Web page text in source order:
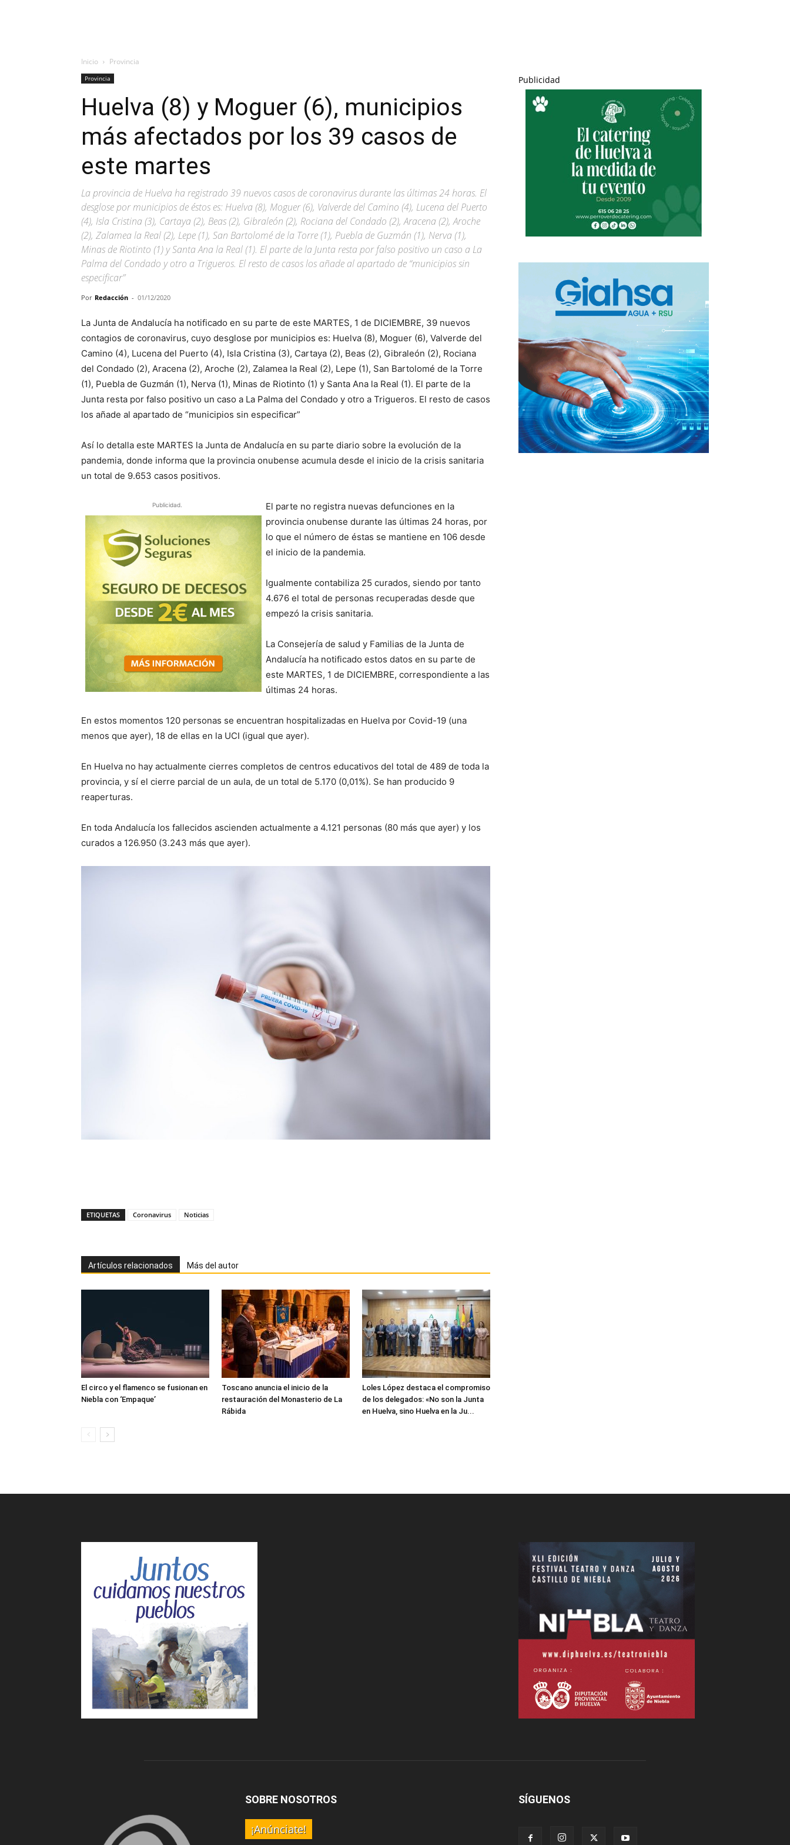
Inicio Provincia
Provincia
Huelva (8) y Moguer (6), municipios
más afectados por los 39 casos de
este martes
La provincia de Huelva ha registrado 39 nuevos casos de coronavirus durante las últimas 24 horas. El
desglose por municipios de éstos es: Huelva (8), Moguer (6), Valverde del Camino (4), Lucena del Puerto
(4), Isla Cristina (3), Cartaya (2), Beas (2), Gibraleón (2), Rociana del Condado (2), Aracena (2), Aroche
(2), Zalamea la Real (2), Lepe (1), San Bartolomé de la Torre (1), Puebla de Guzmán (1), Nerva (1),
Minas de Riotinto (1) y Santa Ana la Real (1). El parte de la Junta resta por falso positivo un caso a La
Palma del Condado y otro a Trigueros. El resto de casos los añade al apartado de “municipios sin
especificar”
Por Redacción - 01/12/2020
La Junta de Andalucía ha notificado en su parte de este MARTES, 1 de DICIEMBRE, 39 nuevos
contagios de coronavirus, cuyo desglose por municipios es: Huelva (8), Moguer (6), Valverde del
Camino (4), Lucena del Puerto (4), Isla Cristina (3), Cartaya (2), Beas (2), Gibraleón (2), Rociana
del Condado (2), Aracena (2), Aroche (2), Zalamea la Real (2), Lepe (1), San Bartolomé de la Torre
(1), Puebla de Guzmán (1), Nerva (1), Minas de Riotinto (1) y Santa Ana la Real (1). El parte de la
Junta resta por falso positivo un caso a La Palma del Condado y otro a Trigueros. El resto de casos
los añade al apartado de “municipios sin especificar”
Así lo detalla este MARTES la Junta de Andalucía en su parte diario sobre la evolución de la
pandemia, donde informa que la provincia onubense acumula desde el inicio de la crisis sanitaria
un total de 9.653 casos positivos.
Publicidad. El parte no registra nuevas defunciones en la
provincia onubense durante las últimas 24 horas, por
lo que el número de éstas se mantiene en 106 desde
el inicio de la pandemia.
Igualmente contabiliza 25 curados, siendo por tanto
4.676 el total de personas recuperadas desde que
empezó la crisis sanitaria.
La Consejería de salud y Familias de la Junta de
Andalucía ha notificado estos datos en su parte de
este MARTES, 1 de DICIEMBRE, correspondiente a las
últimas 24 horas.
En estos momentos 120 personas se encuentran hospitalizadas en Huelva por Covid-19 (una
menos que ayer), 18 de ellas en la UCI (igual que ayer).
En Huelva no hay actualmente cierres completos de centros educativos del total de 489 de toda la
provincia, y sí el cierre parcial de un aula, de un total de 5.170 (0,01%). Se han producido 9
reaperturas.
En toda Andalucía los fallecidos ascienden actualmente a 4.121 personas (80 más que ayer) y los
curados a 126.950 (3.243 más que ayer).
ETIQUETAS Coronavirus Noticias
Artículos relacionados Más del autor
El circo y el flamenco se fusionan en
Niebla con ‘Empaque’
Toscano anuncia el inicio de la
restauración del Monasterio de La
Rábida
Loles López destaca el compromiso
de los delegados: «No son la Junta
en Huelva, sino Huelva en la Ju...
Publicidad
SOBRE NOSOTROS
¡Anúnciate!
SÍGUENOS